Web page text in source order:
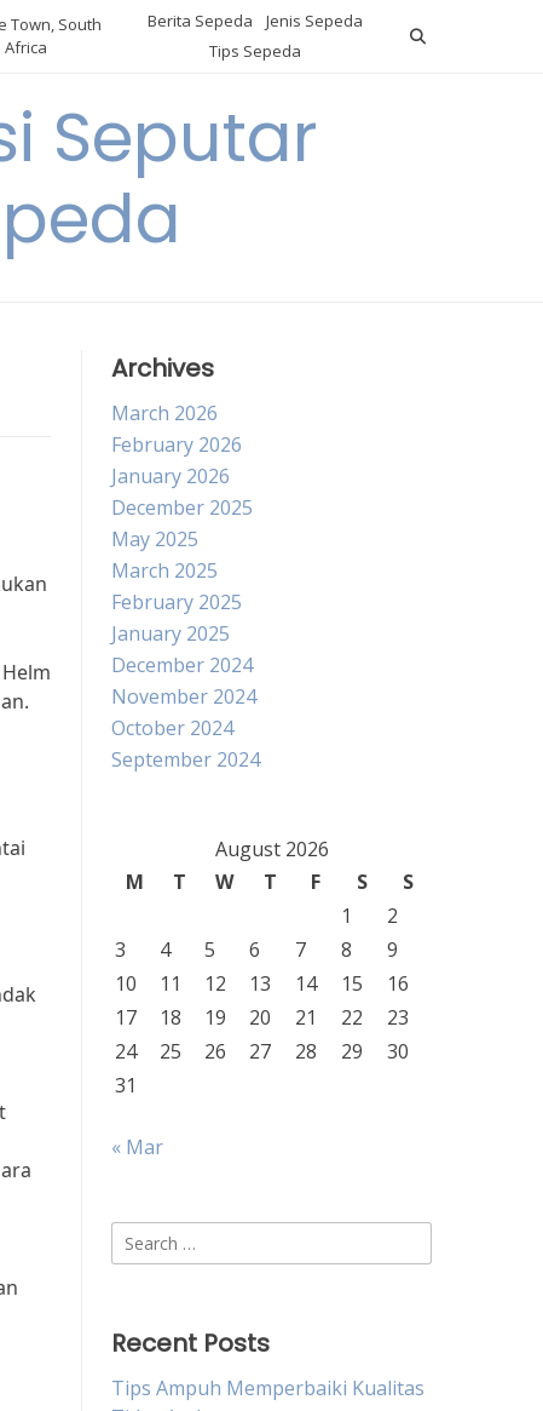
Town, South
Africa
Berita Sepeda
Jenis Sepeda
Tips Sepeda
Seputar
Archives
March 2026
February 2026
January 2026
December 2025
May 2025
March 2025
February 2025
January 2025
December 2024
November 2024
October 2024
September 2024
August 2026
M
T W T F S
S
1
2
3
4 5 6 7 8
9
10
11 12 13 14 15
16
17
18 19 20 21 22
23
24
25 26 27 28 29
30
31
« Mar
Search
for:
Recent Posts
Tips Ampuh Memperbaiki Kualitas